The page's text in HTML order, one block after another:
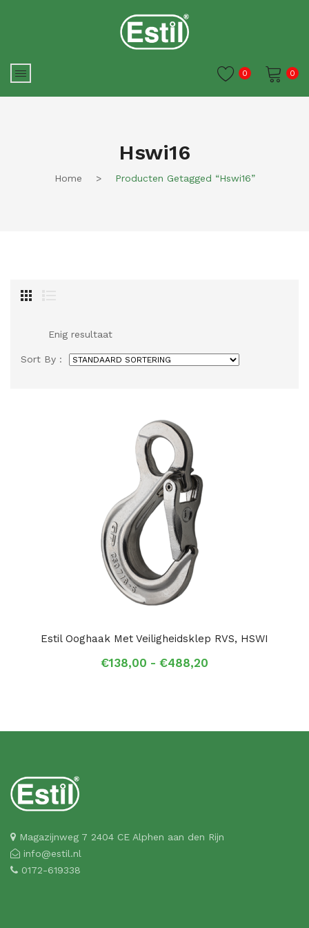
0
0
Hswi16
Home > Producten Getagged “hswi16”
Enig resultaat
Sort By :
Estil Ooghaak Met Veiligheidsklep RVS, HSWI
€138,00 - €488,20
Magazijnweg 7 2404 CE Alphen aan den Rijn
info@estil.nl
0172-619338